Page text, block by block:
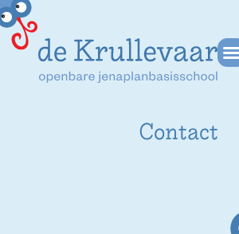
Contact